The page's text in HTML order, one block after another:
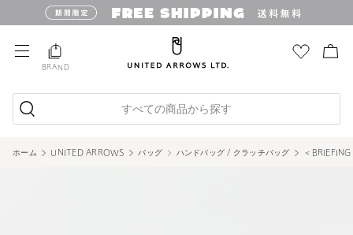
BRAND
すべての商品から探す
ホーム UNITED ARROWS バッグ ハンドバッグ / クラッチバッグ ＜